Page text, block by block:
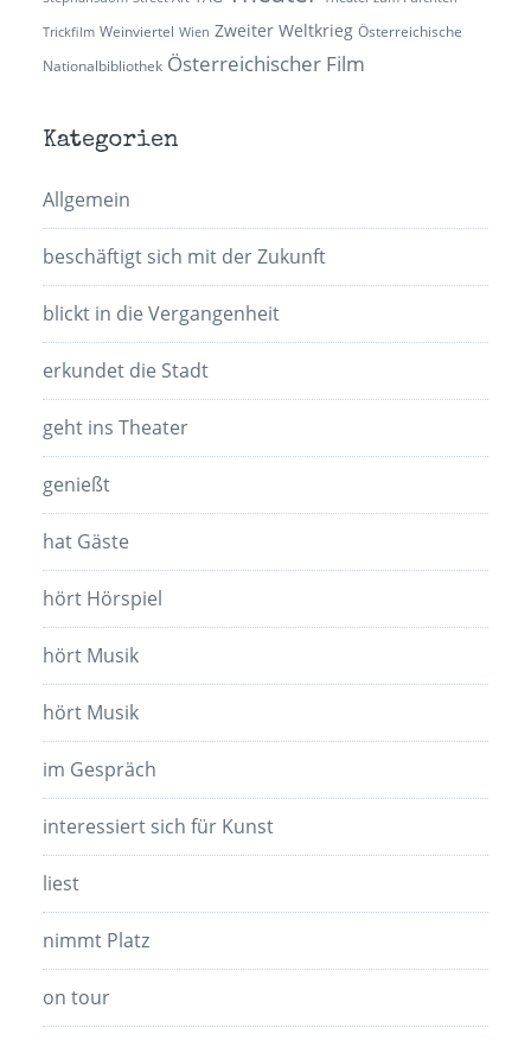
Trickfilm Weinviertel Wien Zweiter Weltkrieg Österreichische
Nationalbibliothek Österreichischer Film
Kategorien
Allgemein
beschäftigt sich mit der Zukunft
blickt in die Vergangenheit
erkundet die Stadt
geht ins Theater
genießt
hat Gäste
hört Hörspiel
hört Musik
hört Musik
im Gespräch
interessiert sich für Kunst
liest
nimmt Platz
on tour